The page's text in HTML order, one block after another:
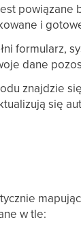
powiązane
i
formularz,
dane
znajdzie
się
w tle: